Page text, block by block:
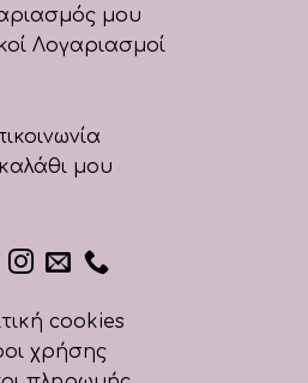
μου
Λογαριασμοί
μου
cookies
χρήσης